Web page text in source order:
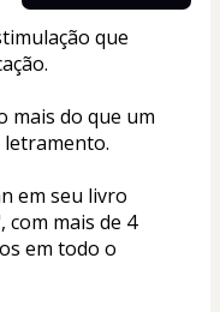
que
mais do que um
em seu livro
com mais de 4
em todo o